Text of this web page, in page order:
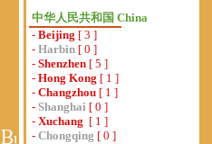
中华人民共和国 China
- Beijing [ 3 ]
- Harbin [ 0 ]
- Shenzhen [ 5 ]
- Hong Kong [ 1 ]
- Changzhou [ 1 ]
- Shanghai [ 0 ]
- Xuchang [ 1 ]
- Chongqing [ 0 ]